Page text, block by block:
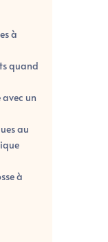
à
quand
avec un
au
à